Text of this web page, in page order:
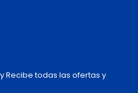
Recibe todas las ofertas y